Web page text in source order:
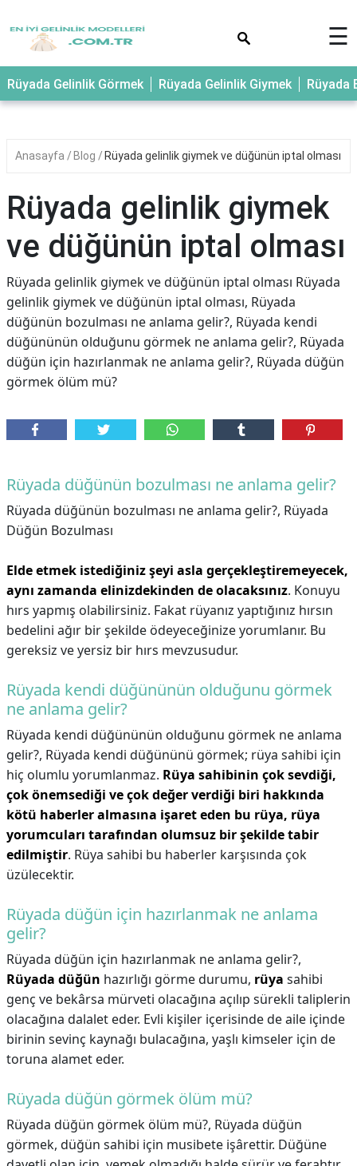
☰
Rüyada Gelinlik Görmek Rüyada Gelinlik Giymek Rüyada
Anasayfa Blog Rüyada gelinlik giymek ve düğünün iptal olması
Rüyada gelinlik giymek
ve düğünün iptal olması
Rüyada gelinlik giymek ve düğünün iptal olması Rüyada
gelinlik giymek ve düğünün iptal olması, Rüyada
düğünün bozulması ne anlama gelir?, Rüyada kendi
düğününün olduğunu görmek ne anlama gelir?, Rüyada
düğün için hazırlanmak ne anlama gelir?, Rüyada düğün
görmek ölüm mü?
Rüyada düğünün bozulması ne anlama gelir?
Rüyada düğünün bozulması ne anlama gelir?, Rüyada
Düğün Bozulması
Elde etmek istediğiniz şeyi asla gerçekleştiremeyecek,
aynı zamanda elinizdekinden de olacaksınız. Konuyu
hırs yapmış olabilirsiniz. Fakat rüyanız yaptığınız hırsın
bedelini ağır bir şekilde ödeyeceğinize yorumlanır. Bu
gereksiz ve yersiz bir hırs mevzusudur.
Rüyada kendi düğününün olduğunu görmek
ne anlama gelir?
Rüyada kendi düğününün olduğunu görmek ne anlama
gelir?, Rüyada kendi düğününü görmek; rüya sahibi için
hiç olumlu yorumlanmaz. Rüya sahibinin çok sevdiği,
çok önemsediği ve çok değer verdiği biri hakkında
kötü haberler almasına işaret eden bu rüya, rüya
yorumcuları tarafından olumsuz bir şekilde tabir
edilmiştir. Rüya sahibi bu haberler karşısında çok
üzülecektir.
Rüyada düğün için hazırlanmak ne anlama
gelir?
Rüyada düğün için hazırlanmak ne anlama gelir?,
Rüyada düğün hazırlığı görme durumu, rüya sahibi
genç ve bekârsa mürveti olacağına açılıp sürekli taliplerin
olacağına dalalet eder. Evli kişiler içerisinde de aile içinde
birinin sevinç kaynağı bulacağına, yaşlı kimseler için de
toruna alamet eder.
Rüyada düğün görmek ölüm mü?
Rüyada düğün görmek ölüm mü?, Rüyada düğün
görmek, düğün sahibi için musibete işârettir. Düğüne